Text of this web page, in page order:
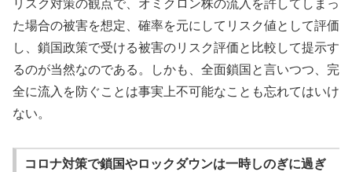
リスク対策の観点で、オミクロン株の流入を許してしまっ
た場合の被害を想定、確率を元にしてリスク値として評価
し、鎖国政策で受ける被害のリスク評価と比較して提示す
るのが当然なのである。しかも、全面鎖国と言いつつ、完
全に流入を防ぐことは事実上不可能なことも忘れてはいけ
ない。
コロナ対策で鎖国やロックダウンは一時しのぎに過ぎ